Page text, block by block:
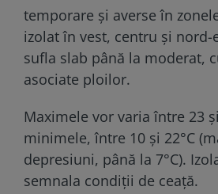
temporare și averse în
izolat în vest, centru și nord-
sufla slab până la moderat,
asociate ploilor.
Maximele vor varia între 23
minimele, între 10 și 22°C
depresiuni, până la 7°C).
semnala condiții de ceață.